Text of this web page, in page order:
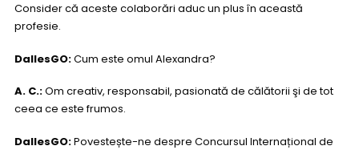
Consider că aceste colaborări aduc un plus în această
profesie.
DallesGO:Cum este omul Alexandra?
A. C.:Om creativ, responsabil, pasionată de călătorii şi de tot
ceea ce este frumos.
DallesGO:Povestește-ne despre Concursul Internațional de